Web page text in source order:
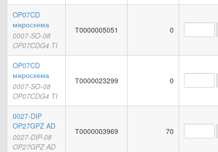
OP07CD
мікросхема
0007-SO-08
OP07CDG4 TI
Т0000005051 0
OP07CD
мікросхема
0007-SO-08
OP07CDG4 TI
Т0000023299 0
0027-DIP
OP27GPZ AD
0027-DIP-08
OP27GPZ AD
Т0000003969 70